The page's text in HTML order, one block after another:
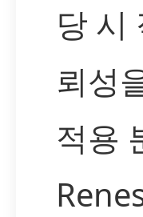
당 시
뢰성
적용